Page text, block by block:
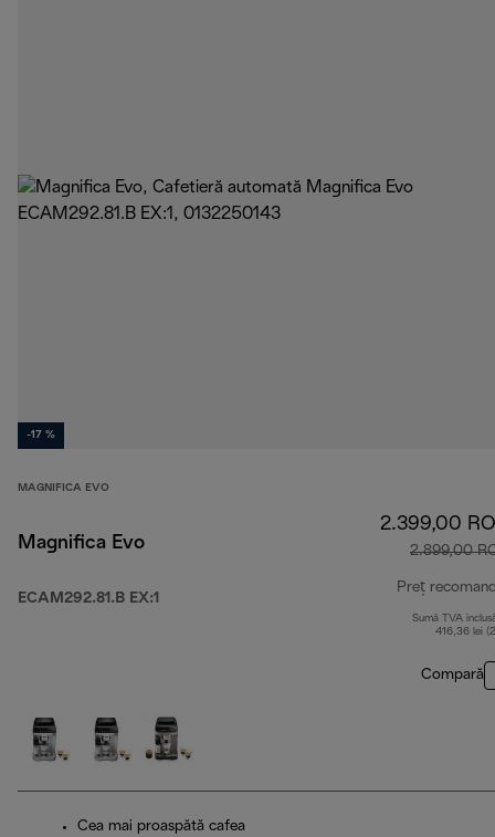
-17 %
MAGNIFICA EVO
Magnifica Evo
ECAM292.81.B EX:1
2.399,00
2.899,00
Preț
Sumă TVA
416,36 lei
Compară
Cea mai proaspătă cafea